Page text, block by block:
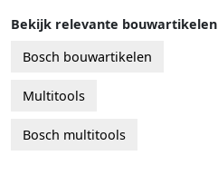
Bekijk relevante bouwartikelen
Bosch bouwartikelen
Multitools
Bosch multitools